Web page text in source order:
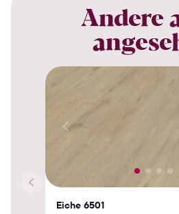
Andere
Eiche 6501